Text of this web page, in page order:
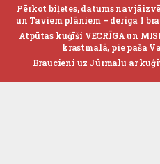
Pērkot biļetes, datums nav
un Taviem plāniem – derīga 1
Atpūtas kuģīši VECRĪGA un
krastmalā, pie paša
Braucieni uz Jūrmalu ar